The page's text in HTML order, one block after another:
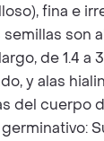
fina e
son
de 1.4 a
y alas
del cuerpo